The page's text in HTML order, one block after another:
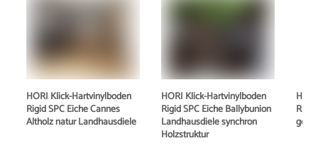
HORI Klick-Hartvinylboden
Rigid SPC Eiche Cannes
Altholz natur Landhausdiele
HORI Klick-Hartvinylboden
Rigid SPC Eiche Ballybunion
Landhausdiele synchron
Holzstruktur